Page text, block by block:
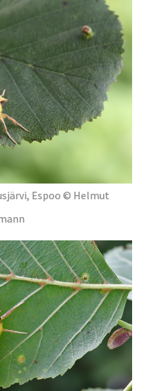
Espoo © Helmut